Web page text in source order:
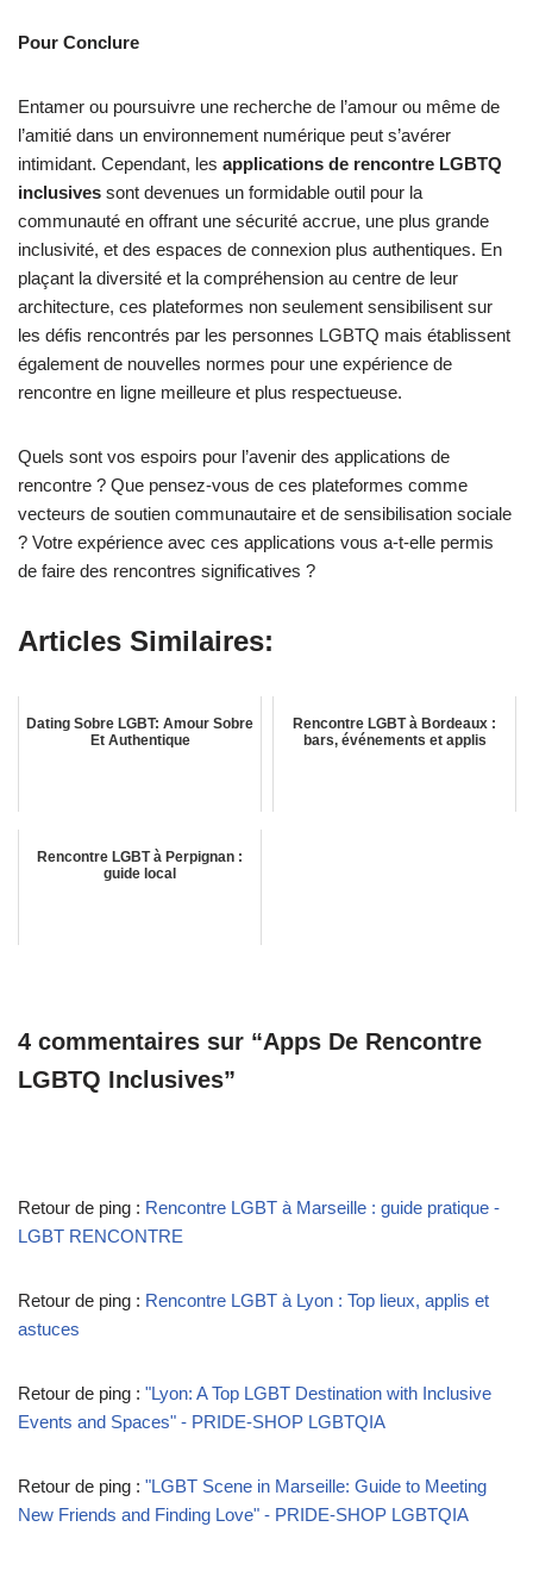
Pour Conclure
Entamer ou poursuivre une recherche de l’amour ou même de
l’amitié dans un environnement numérique peut s’avérer
intimidant. Cependant, les applications de rencontre LGBTQ
inclusives sont devenues un formidable outil pour la
communauté en offrant une sécurité accrue, une plus grande
inclusivité, et des espaces de connexion plus authentiques. En
plaçant la diversité et la compréhension au centre de leur
architecture, ces plateformes non seulement sensibilisent sur
les défis rencontrés par les personnes LGBTQ mais établissent
également de nouvelles normes pour une expérience de
rencontre en ligne meilleure et plus respectueuse.
Quels sont vos espoirs pour l’avenir des applications de
rencontre ? Que pensez-vous de ces plateformes comme
vecteurs de soutien communautaire et de sensibilisation sociale
? Votre expérience avec ces applications vous a-t-elle permis
de faire des rencontres significatives ?
Articles Similaires:
Dating Sobre LGBT: Amour Sobre
Et Authentique
Rencontre LGBT à Bordeaux :
bars, événements et applis
Rencontre LGBT à Perpignan :
guide local
4 commentaires sur “Apps De Rencontre
LGBTQ Inclusives”
Retour de ping : Rencontre LGBT à Marseille : guide pratique -
LGBT RENCONTRE
Retour de ping : Rencontre LGBT à Lyon : Top lieux, applis et
astuces
Retour de ping : "Lyon: A Top LGBT Destination with Inclusive
Events and Spaces" - PRIDE-SHOP LGBTQIA
Retour de ping : "LGBT Scene in Marseille: Guide to Meeting
New Friends and Finding Love" - PRIDE-SHOP LGBTQIA